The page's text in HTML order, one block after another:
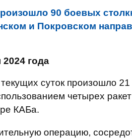
90 боевых
и Покровском
года
суток произошло
четырех
КАБа.
операцию,